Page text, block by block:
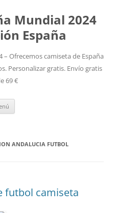
Mundial 2024
España
– Ofrecemos camiseta de España
Personalizar gratis. Envío gratis
69 €
ANDALUCIA FUTBOL
futbol camiseta